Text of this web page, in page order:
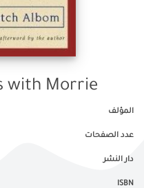
with Morrie
المؤلف
عدد الصفحات
دار النشر
ISBN